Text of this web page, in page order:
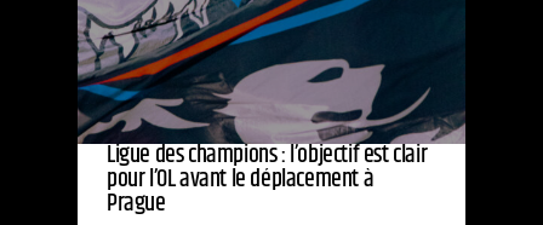
Ligue des champions : l’objectif est clair
pour l’OL avant le déplacement à
Prague